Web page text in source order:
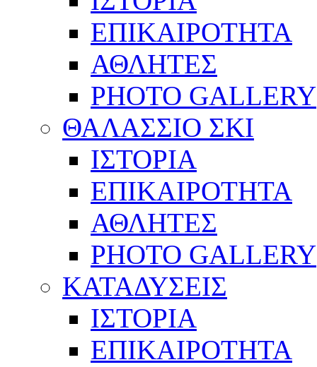
ΕΠΙΚΑΙΡΟΤΗΤΑ
ΑΘΛΗΤΕΣ
PHOTO GALLERY
ΘΑΛΑΣΣΙΟ ΣΚΙ
ΙΣΤΟΡΙΑ
ΕΠΙΚΑΙΡΟΤΗΤΑ
ΑΘΛΗΤΕΣ
PHOTO GALLERY
ΚΑΤΑΔΥΣΕΙΣ
ΙΣΤΟΡΙΑ
ΕΠΙΚΑΙΡΟΤΗΤΑ